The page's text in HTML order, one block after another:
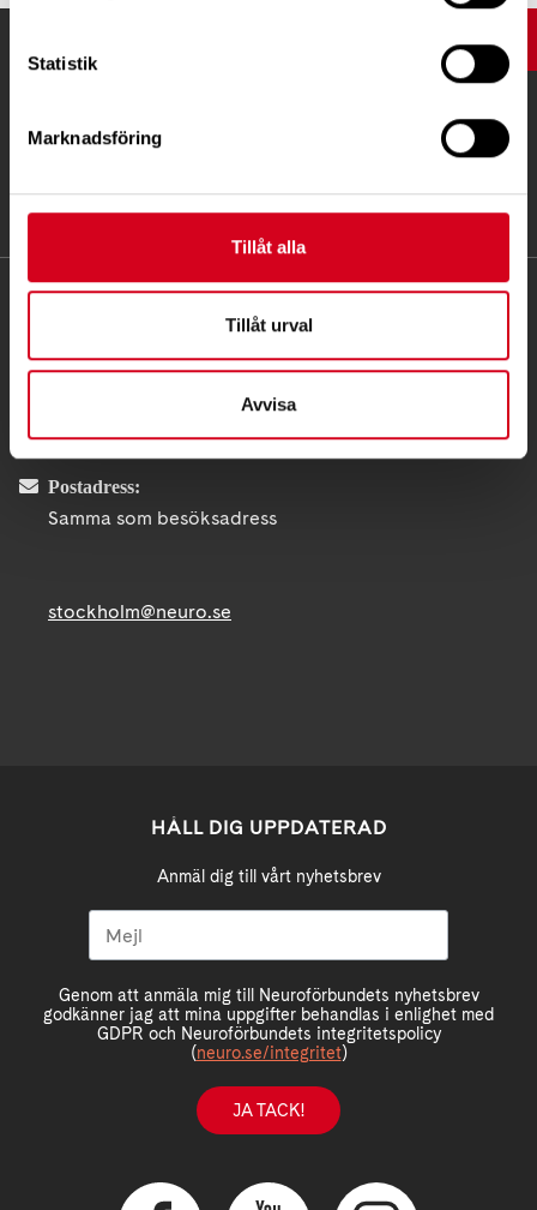
Statistik
Marknadsföring
Tillåt alla
Tillåt urval
Avvisa
UPP
KONTAKT
Besöksadress:
Fatbursgatan 19, 118 28 STOCKHOLM
Postadress:
Samma som besöksadress
stockholm@neuro.se
HÅLL DIG UPPDATERAD
Anmäl dig till vårt nyhetsbrev
Genom att anmäla mig till Neuroförbundets nyhetsbrev
godkänner jag att mina uppgifter behandlas i enlighet med
GDPR och Neuroförbundets integritetspolicy
(neuro.se/integritet)
JA TACK!